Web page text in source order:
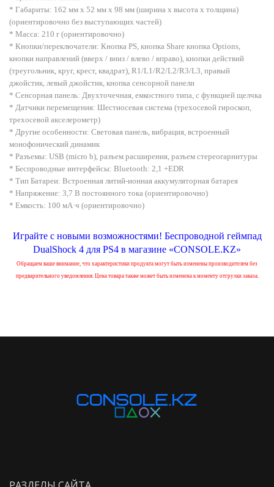
* Габариты: 162 мм x 52 мм x 98 мм (ширина x высота x толщина)
(ориентировочно без выступающих частей)
* Масса: 210 г (ориентировочно)
* Кнопки/переключатели: Кнопка PS, кнопка Share кнопка Options,
кнопки направлений (вверх / вниз / влево / вправо), кнопки действий
(треугольник, круг, крест, квадрат), R1/L1/R2/L2/R3/L3, правый
джойстик, левый джойстик, кнопка сенсорной панели
* Сенсорная панель: Двухточечная, емкостного типа, с функцией щелчка
* Датчики перемещения: Шестиосевая система (трехосевой гироскоп,
трехосевой акселерометр)
* Другие особенности: Световая панель, вибрация, встроенный
монофонический динамик
* Разъемы: USB (micro b), разъем расширения, разъем стереогарнитуры
* Беспроводные интерфейсы: Bluetooth: 2,1 +EDR
* Тип Батареи: Встроенная литий-ионная аккумуляторная батарея
* Напряжение: 3,7 В постоянного тока (ориентировочно)
* Емкость: 100 мА·ч (ориентировочно)
Играйте с новыми возможностями! Беспроводной геймпад
DualShock 4 для PS4 в магазине «CONSOLE.KZ»
Обращаем ваше внимание, что характеристики продукта могут быть изменены производителем без
предварительного уведомления. Цена товара также может быть изменена к моменту отгрузки заказа.